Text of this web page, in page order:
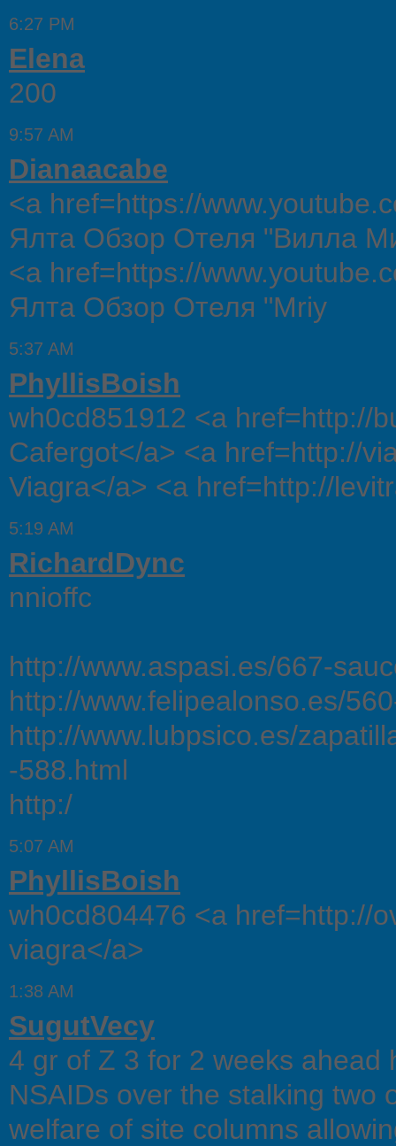
6:27 PM
Elena
200
9:57 AM
Dianaacabe
<a href=https://
Ялта Обзор Отеля "Вилла
<a href=https://
Ялта Обзор Отеля "Mriy
5:37 AM
PhyllisBoish
wh0cd851912 <a href=http://
Cafergot</a> <a href=http://
Viagra</a> <a href=http://
5:19 AM
RichardDync
nnioffc
http://www.aspasi.es/667-
http://www.felipealonso.es/
http://www.lubpsico.es/
-588.html
http:/
5:07 AM
PhyllisBoish
wh0cd804476 <a href=http://
viagra</a>
1:38 AM
SugutVecy
4 gr of Z 3 for 2 weeks ahead
NSAIDs over the stalking two
welfare of site columns